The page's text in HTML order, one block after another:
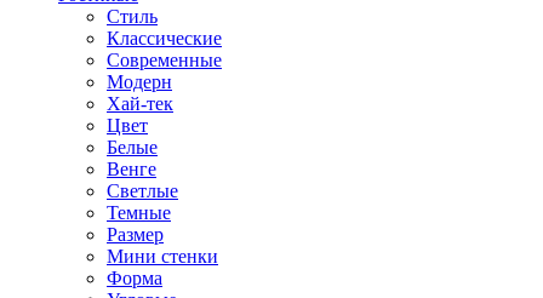
Стиль
Классические
Современные
Модерн
Хай-тек
Цвет
Белые
Венге
Светлые
Темные
Размер
Мини стенки
Форма